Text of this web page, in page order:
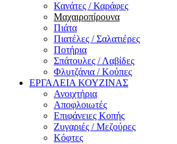
Κανάτες / Καράφες
Μαχαιροπίρουνα
Πιάτα
Πιατέλες / Σαλατιέρες
Ποτήρια
Σπάτουλες / Λαβίδες
Φλυτζάνια / Κούπες
ΕΡΓΑΛΕΙΑ ΚΟΥΖΙΝΑΣ
Ανοιχτήρια
Αποφλοιωτές
Επιφάνειες Κοπής
Ζυγαριές / Μεζούρες
Κόφτες